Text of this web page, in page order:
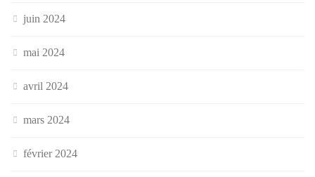
juin 2024
mai 2024
avril 2024
mars 2024
février 2024